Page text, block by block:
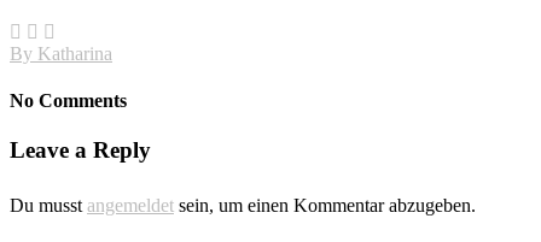
By Katharina
No Comments
Leave a Reply
Du musst angemeldet sein, um einen Kommentar abzugeben.